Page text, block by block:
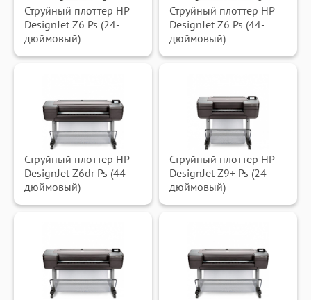
Струйный плоттер HP
DesignJet Z6 Ps (24-
дюймовый)
Струйный плоттер HP
DesignJet Z6 Ps (44-
дюймовый)
Струйный плоттер HP
DesignJet Z6dr Ps (44-
дюймовый)
Струйный плоттер HP
DesignJet Z9+ Ps (24-
дюймовый)